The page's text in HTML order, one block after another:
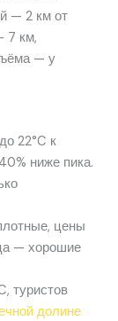
— 2 км от
7 км,
— у
22°C к
ниже пика.
цены
— хорошие
туристов
долине